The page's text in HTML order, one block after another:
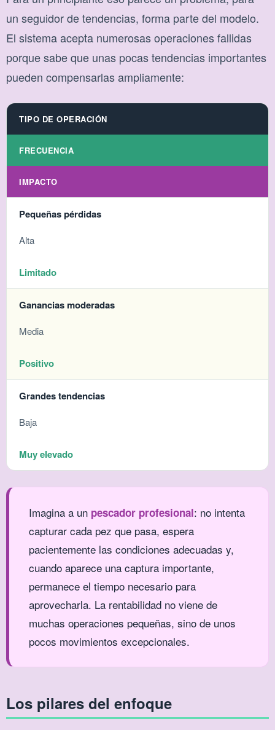
un seguidor de tendencias, forma parte del modelo.
El sistema acepta numerosas operaciones fallidas
porque sabe que unas pocas tendencias importantes
pueden compensarlas ampliamente:
TIPO DE OPERACIÓN
FRECUENCIA
IMPACTO
Pequeñas pérdidas
Alta
Limitado
Ganancias moderadas
Media
Positivo
Grandes tendencias
Baja
Muy elevado
Imagina a un pescador profesional: no intenta
capturar cada pez que pasa, espera
pacientemente las condiciones adecuadas y,
cuando aparece una captura importante,
permanece el tiempo necesario para
aprovecharla. La rentabilidad no viene de
muchas operaciones pequeñas, sino de unos
pocos movimientos excepcionales.
Los pilares del enfoque